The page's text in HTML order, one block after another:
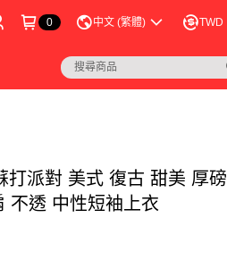
0 中文 (繁體) TWD
打派對 美式 復古 甜美 厚磅
不透 中性短袖上衣